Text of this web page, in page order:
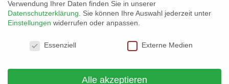
Verwendung Ihrer Daten finden Sie in unserer
Datenschutzerklärung
Sie können Ihre Auswahl jederzeit unter
Einstellungen widerrufen oder anpassen.
Essenziell
Externe Medien
Alle akzeptieren